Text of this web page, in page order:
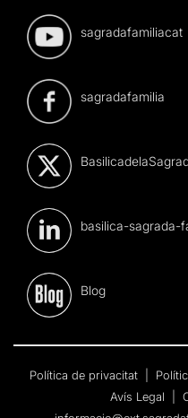
sagradafamiliacat
sagradafamilia
basilica-sagrada-
Blog
Política de privacitat
Avís Legal